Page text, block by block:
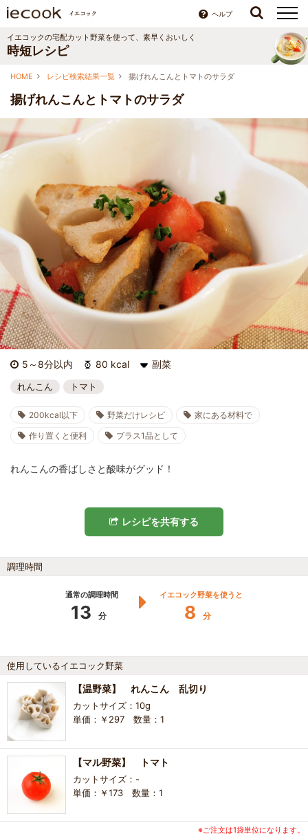
ヘルプ
イエコックの宅配カット野菜を使って、素早くおいしく
時短レシピ
HOME レシピ検索結果一覧 揚げれんこんとトマトのサラダ
揚げれんこんとトマトのサラダ
5～8分以内 80 kcal 副菜
れんこん トマト
200kcal以下 野菜だけレシピ
家にある材料で
作り置くと便利
プラス1品として
れんこんの香ばしさと酸味がグッド！
レシピを共有する
調理時間
通常の調理時間
13 分
イエコック野菜を使うと
8 分
使用しているイエコック野菜
【温野菜】 れんこん 乱切り
カットサイズ：10g
単価：￥297 数量：1
【マル野菜】 トマト
カットサイズ：-
単価：￥173 数量：1
※ご注文は1袋単位になります。